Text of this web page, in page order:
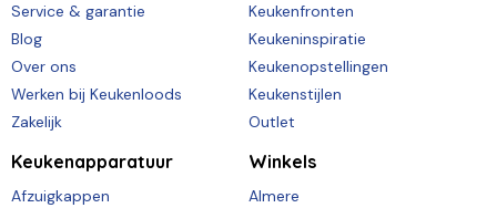
Service & garantie
Blog
Over ons
Werken bij Keukenloods
Zakelijk
Keukenfronten
Keukeninspiratie
Keukenopstellingen
Keukenstijlen
Outlet
Keukenapparatuur
Afzuigkappen
Winkels
Almere